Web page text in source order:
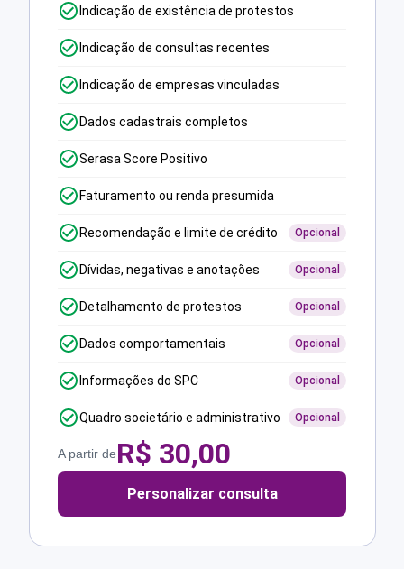
Indicação de existência de protestos
Indicação de consultas recentes
Indicação de empresas vinculadas
Dados cadastrais completos
Serasa Score Positivo
Faturamento ou renda presumida
Recomendação e limite de crédito Opcional
Dívidas, negativas e anotações Opcional
Detalhamento de protestos Opcional
Dados comportamentais Opcional
Informações do SPC Opcional
Quadro societário e administrativo Opcional
A partir deR$ 30,00
Personalizar consulta